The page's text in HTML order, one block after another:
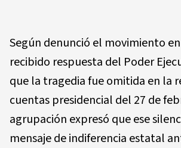
Según denunció el movimiento
recibido respuesta del Poder
que la tragedia fue omitida en la
cuentas presidencial del 27 de
agrupación expresó que ese
mensaje de indiferencia estatal